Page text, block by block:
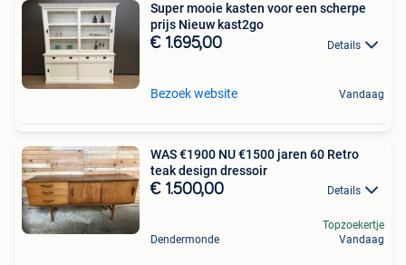
Super mooie kasten voor een scherpe
prijs Nieuw kast2go
€ 1.695,00 Details
Bezoek website Vandaag
WAS €1900 NU €1500 jaren 60 Retro
teak design dressoir
€ 1.500,00 Details
Dendermonde
Topzoekertje
Vandaag